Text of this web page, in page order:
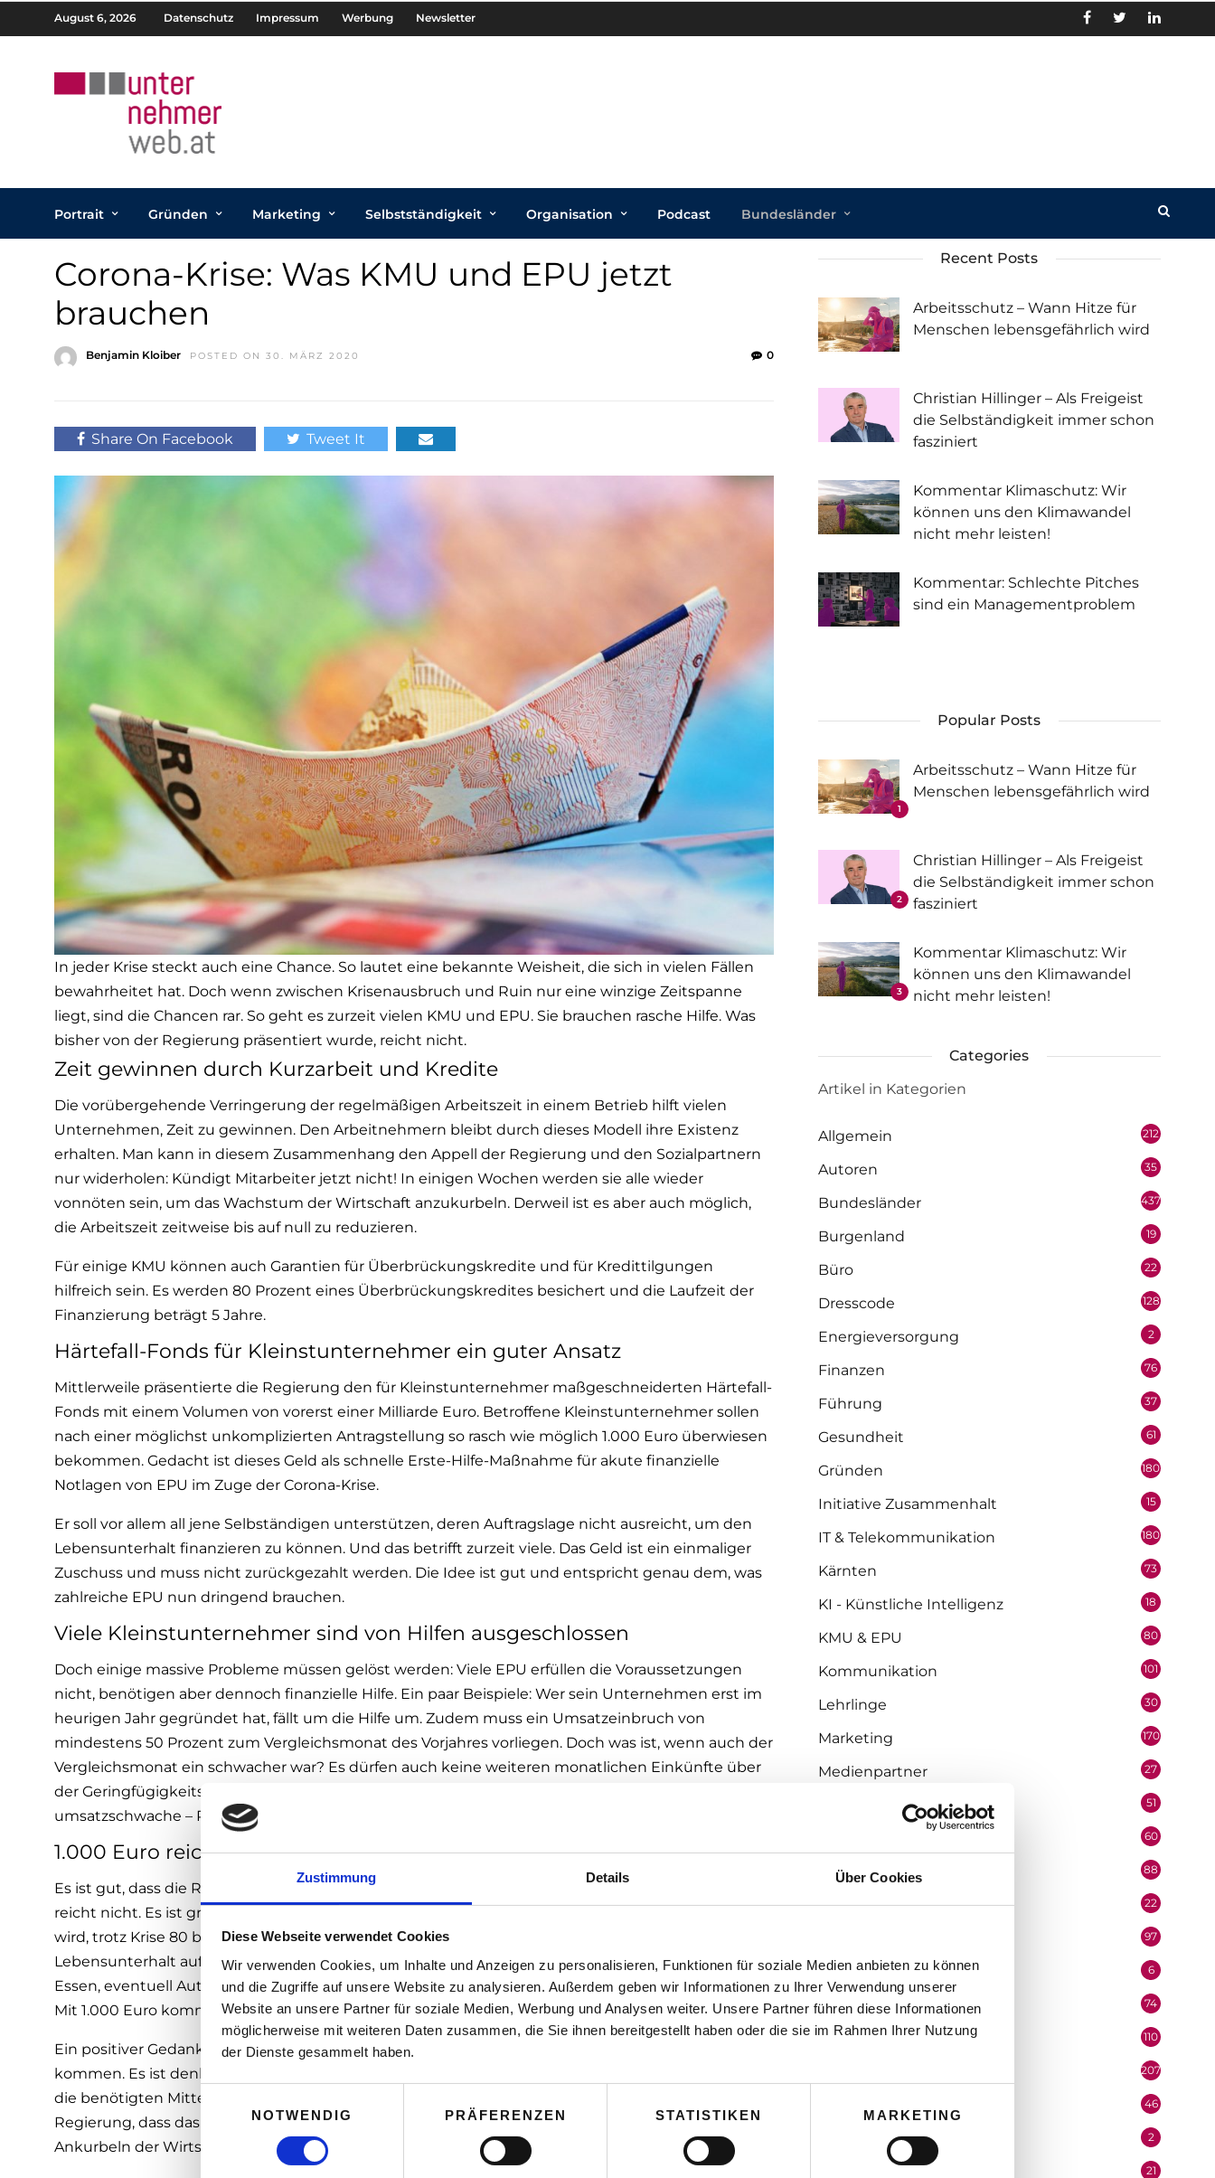
Zustimmung Details Über Cookies
Diese Webseite verwendet Cookies
Wir verwenden Cookies, um Inhalte und Anzeigen zu personalisieren, Funktionen für soziale Medien anbieten zu können
und die Zugriffe auf unsere Website zu analysieren. Außerdem geben wir Informationen zu Ihrer Verwendung unserer
Website an unsere Partner für soziale Medien, Werbung und Analysen weiter. Unsere Partner führen diese Informationen
möglicherweise mit weiteren Daten zusammen, die Sie ihnen bereitgestellt haben oder die sie im Rahmen Ihrer Nutzung
der Dienste gesammelt haben.
E
NOTWENDIG PRÄFERENZEN STATISTIKEN MARKETING
August 6, 2026 Datenschutz Impressum Werbung Newsletter
Portrait Gründen Marketing Selbstständigkeit Organisation Podcast Bundesländer
Corona-Krise: Was KMU und EPU jetzt
brauchen
Benjamin Kloiber POSTED ON 30. MÄRZ 2020 0
Share On Facebook Tweet It
In jeder Krise steckt auch eine Chance. So lautet eine bekannte Weisheit, die sich in vielen Fällen
bewahrheitet hat. Doch wenn zwischen Krisenausbruch und Ruin nur eine winzige Zeitspanne
liegt, sind die Chancen rar. So geht es zurzeit vielen KMU und EPU. Sie brauchen rasche Hilfe. Was
bisher von der Regierung präsentiert wurde, reicht nicht.
Zeit gewinnen durch Kurzarbeit und Kredite
Die vorübergehende Verringerung der regelmäßigen Arbeitszeit in einem Betrieb hilft vielen
Unternehmen, Zeit zu gewinnen. Den Arbeitnehmern bleibt durch dieses Modell ihre Existenz
erhalten. Man kann in diesem Zusammenhang den Appell der Regierung und den Sozialpartnern
nur widerholen: Kündigt Mitarbeiter jetzt nicht! In einigen Wochen werden sie alle wieder
vonnöten sein, um das Wachstum der Wirtschaft anzukurbeln. Derweil ist es aber auch möglich,
die Arbeitszeit zeitweise bis auf null zu reduzieren.
Für einige KMU können auch Garantien für Überbrückungskredite und für Kredittilgungen
hilfreich sein. Es werden 80 Prozent eines Überbrückungskredites besichert und die Laufzeit der
Finanzierung beträgt 5 Jahre.
Härtefall-Fonds für Kleinstunternehmer ein guter Ansatz
Mittlerweile präsentierte die Regierung den für Kleinstunternehmer maßgeschneiderten Härtefall-
Fonds mit einem Volumen von vorerst einer Milliarde Euro. Betroffene Kleinstunternehmer sollen
nach einer möglichst unkomplizierten Antragstellung so rasch wie möglich 1.000 Euro überwiesen
bekommen. Gedacht ist dieses Geld als schnelle Erste-Hilfe-Maßnahme für akute finanzielle
Notlagen von EPU im Zuge der Corona-Krise.
Er soll vor allem all jene Selbständigen unterstützen, deren Auftragslage nicht ausreicht, um den
Lebensunterhalt finanzieren zu können. Und das betrifft zurzeit viele. Das Geld ist ein einmaliger
Zuschuss und muss nicht zurückgezahlt werden. Die Idee ist gut und entspricht genau dem, was
zahlreiche EPU nun dringend brauchen.
Viele Kleinstunternehmer sind von Hilfen ausgeschlossen
Doch einige massive Probleme müssen gelöst werden: Viele EPU erfüllen die Voraussetzungen
nicht, benötigen aber dennoch finanzielle Hilfe. Ein paar Beispiele: Wer sein Unternehmen erst im
heurigen Jahr gegründet hat, fällt um die Hilfe um. Zudem muss ein Umsatzeinbruch von
mindestens 50 Prozent zum Vergleichsmonat des Vorjahres vorliegen. Doch was ist, wenn auch der
Vergleichsmonat ein schwacher war? Es dürfen auch keine weiteren monatlichen Einkünfte über
der Geringfügigkeitsgrenze (460,66 Euro) vorhanden sein. Das betrifft viele – auch
umsatzschwache – Privatvermieter.
1.000 Euro reichen nicht
Es ist gut, dass die Regierung die 1.000 Euro Soforthilfe als erste Phase tituliert. Denn das Geld
reicht nicht. Es ist großartig, dass durch die Corona-Kurzarbeit vielen Arbeitnehmern ermöglicht
wird, trotz Krise 80 bis 90 Prozent ihres Einkommens weiterhin zu bekommen, um ihren
Lebensunterhalt aufrecht erhalten zu können. Doch auch EPU sollte es ermöglicht werden, Miete,
Essen, eventuell Auto und andere Dinge des täglichen Bedarfs weiterhin finanzieren zu können.
Mit 1.000 Euro kommt man jedoch nicht weit. Es braucht mehr als das.
Ein positiver Gedanke zum Abschluss: Es werden weitere Hilfsleistungen für Kleinstunternehmer
kommen. Es ist denkbar, dass die Regierung mit der ersten Phase den Bedarf ausloten wollte, um
die benötigten Mittel für die weiteren Phasen besser kalkulieren zu können. Schließlich weiß die
Regierung, dass das Land die Arbeit seiner rund 300.000 EPU nach der Corona-Krise zum
Ankurbeln der Wirtschaft benötigt.
Recent Posts
Arbeitsschutz – Wann Hitze für
Menschen lebensgefährlich wird
Christian Hillinger – Als Freigeist
die Selbständigkeit immer schon
fasziniert
Kommentar Klimaschutz: Wir
können uns den Klimawandel
nicht mehr leisten!
Kommentar: Schlechte Pitches
sind ein Managementproblem
Popular Posts
1
Arbeitsschutz – Wann Hitze für
Menschen lebensgefährlich wird
2
Christian Hillinger – Als Freigeist
die Selbständigkeit immer schon
fasziniert
3
Kommentar Klimaschutz: Wir
können uns den Klimawandel
nicht mehr leisten!
Categories
Artikel in Kategorien
Allgemein 212
Autoren 35
Bundesländer 437
Burgenland 19
Büro 22
Dresscode 128
Energieversorgung 2
Finanzen 76
Führung 37
Gesundheit 61
Gründen 180
Initiative Zusammenhalt 15
IT & Telekommunikation 180
Kärnten 73
KI - Künstliche Intelligenz 18
KMU & EPU 80
Kommunikation 101
Lehrlinge 30
Marketing 170
Medienpartner 27
51
60
Niederösterreich 88
Oberösterreich 22
97
Performer 6
Podcast 74
Politik 110
207
46
Redaktion 2
21